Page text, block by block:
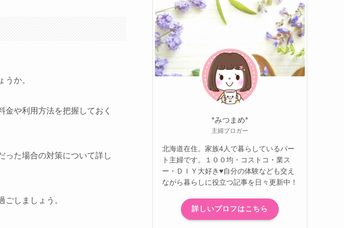
か。
や利用方法を把握しておく
った場合の対策について詳し
しましょう。
*みつまめ*
主婦ブロガー
北海道在住。家族4人で暮らしているパー
ト主婦です。１００均・コストコ・業ス
ー・ＤＩＹ大好き♥自分の体験なども交え
ながら暮らしに役立つ記事を日々更新中！
詳しいプロフはこちら